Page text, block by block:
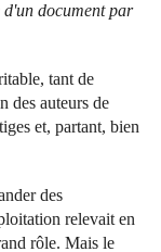
document par
tant de
des auteurs de
et, partant, bien
des
relevait en
rôle. Mais le